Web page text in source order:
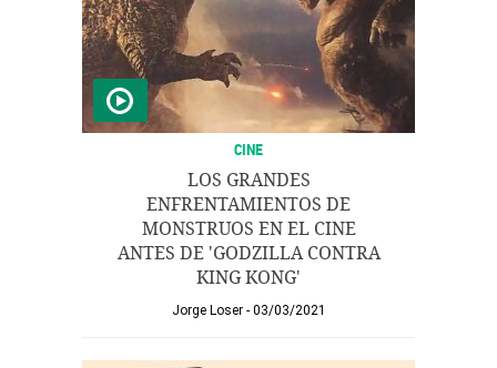
CINE
LOS GRANDES
ENFRENTAMIENTOS DE
MONSTRUOS EN EL CINE
ANTES DE 'GODZILLA CONTRA
KING KONG'
Jorge Loser 03/03/2021